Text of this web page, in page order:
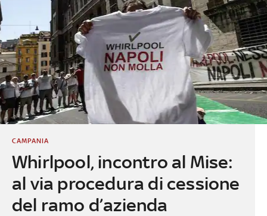
Whirlpool, incontro al Mise:
al via procedura di cessione
del ramo d’azienda
CAMPANIA